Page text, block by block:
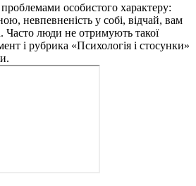
проблемами особистого характеру:
невпевненість у собі, відчай, вам
Часто люди не отримують такої
і рубрика «Психологія і стосунки»